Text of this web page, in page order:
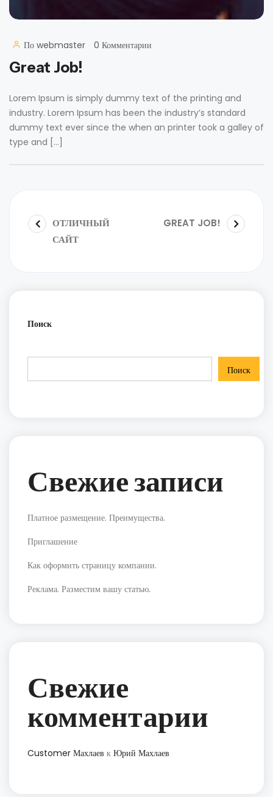
По webmaster 0 Комментарии
Great Job!
Lorem Ipsum is simply dummy text of the printing and
industry. Lorem Ipsum has been the industry’s standard
dummy text ever since the when an printer took a galley of
type and […]
ОТЛИЧНЫЙ
САЙТ
GREAT JOB!
Поиск
Поиск
Свежие записи
Платное размещение. Преимущества.
Приглашение
Как оформить страницу компании.
Реклама. Разместим вашу статью.
Свежие
комментарии
Customer Махлаев к Юрий Махлаев